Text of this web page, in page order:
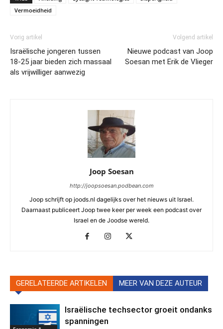
Vermoeidheid
Vorig artikel
Israëlische jongeren tussen
18-25 jaar bieden zich massaal
als vrijwilliger aanwezig
Volgend artikel
Nieuwe podcast van Joop
Soesan met Erik de Vlieger
Joop Soesan
http://joopsoesan.podbean.com
Joop schrijft op joods.nl dagelijks over het nieuws uit Israel.
Daarnaast publiceert Joop twee keer per week een podcast over
Israel en de Joodse wereld.
GERELATEERDE ARTIKELEN MEER VAN DEZE AUTEUR
Israëlische techsector groeit ondanks
spanningen